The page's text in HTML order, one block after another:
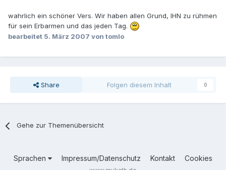
wahrlich ein schöner Vers. Wir haben allen Grund, IHN zu rühmen
für sein Erbarmen und das jeden Tag.
bearbeitet 5. März 2007 von tomlo
Share Folgen diesem Inhalt 0
Gehe zur Themenübersicht
Sprachen Impressum/Datenschutz Kontakt Cookies